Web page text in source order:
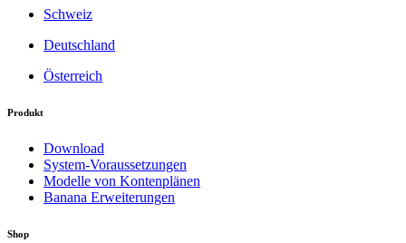
Schweiz
Deutschland
Österreich
Produkt
Download
System-Voraussetzungen
Modelle von Kontenplänen
Banana Erweiterungen
Shop